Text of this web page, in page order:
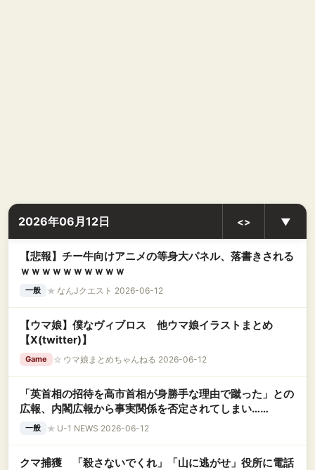
2026年06月12日 <> ▼
【悲報】チー牛向けアニメの等身大パネル、落書きされる
ｗｗｗｗｗｗｗｗｗｗ
一般 ★ なんJクエスト 2026-06-12
【ウマ娘】僕なヴィブロス 他ウマ娘イラストまとめ
【X(twitter)】
Game ☆ ウマ娘まとめちゃんねる 2026-06-12
「英首相の招待を高市首相が身勝手な理由で蹴った」との
広報、内閣広報から事実関係を否定されてしまい……
一般 ★ U-1 NEWS 2026-06-12
クマ捕獲 「殺さないでくれ」「山に逃がせ」役所に電話